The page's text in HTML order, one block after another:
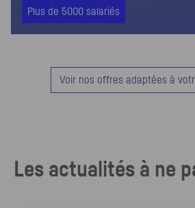
Plus de 5000 salariés
Voir nos offres adaptées à
Les actualités à ne